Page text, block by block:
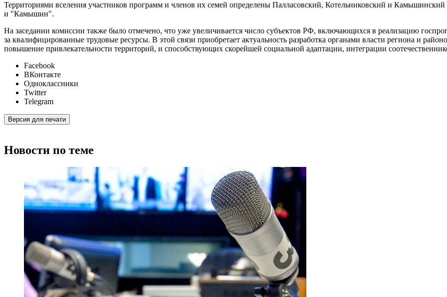
Территориями вселения участников программ и членов их семей определены Палласовский, Котельниковский и
и "Камышин".
На заседании комиссии также было отмечено, что уже увеличивается число субъектов РФ, включающихся в реализацию
за квалифицированные трудовые ресурсы. В этой связи приобретает актуальность разработка органами власти региона и
повышение привлекательности территорий, и способствующих скорейшей социальной адаптации, интеграции
Facebook
ВКонтакте
Одноклассники
Twitter
Telegram
Версия для печати
Новости по теме